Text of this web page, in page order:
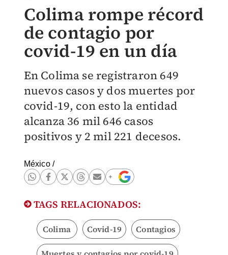
Colima rompe récord
de contagio por
covid-19 en un día
En Colima se registraron 649
nuevos casos y dos muertes por
covid-19, con esto la entidad
alcanza 36 mil 646 casos
positivos y 2 mil 221 decesos.
México/
TAGS RELACIONADOS:
Colima Covid-19 Contagios